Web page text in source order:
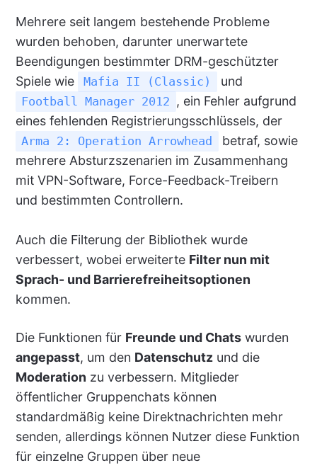
Mehrere seit langem bestehende Probleme
wurden behoben, darunter unerwartete
Beendigungen bestimmter DRM-geschützter
Spiele wie
Mafia II (Classic) und
Football Manager 2012 , ein Fehler aufgrund
eines fehlenden Registrierungsschlüssels, der
Arma 2: Operation Arrowhead
betraf, sowie
mehrere Absturzszenarien im Zusammenhang
mit VPN-Software, Force-Feedback-Treibern
und bestimmten Controllern.
Auch die Filterung der Bibliothek wurde
verbessert, wobei erweiterte Filter nun mit
Sprach- und Barrierefreiheitsoptionen
kommen.
Die Funktionen für Freunde und Chatswurden
angepasst, um den Datenschutzund die
Moderation zu verbessern. Mitglieder
öffentlicher Gruppenchats können
standardmäßig keine Direktnachrichten mehr
senden, allerdings können Nutzer diese Funktion
für einzelne Gruppen über neue